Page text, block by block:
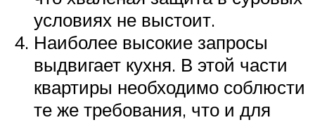
условиях не выстоит.
Наиболее высокие запросы
выдвигает кухня. В этой части
квартиры необходимо соблюсти
те же требования, что и для